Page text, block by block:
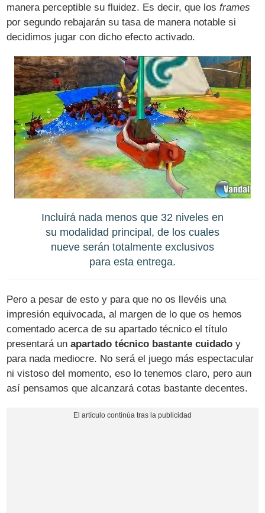
manera perceptible su fluidez. Es decir, que losframes
por segundo rebajarán su tasa de manera notable si
decidimos jugar con dicho efecto activado.
Incluirá nada menos que 32 niveles en
su modalidad principal, de los cuales
nueve serán totalmente exclusivos
para esta entrega.
Pero a pesar de esto y para que no os llevéis una
impresión equivocada, al margen de lo que os hemos
comentado acerca de su apartado técnico el título
presentará unapartado técnico bastante cuidado y
para nada mediocre. No será el juego más espectacular
ni vistoso del momento, eso lo tenemos claro, pero aun
así pensamos que alcanzará cotas bastante decentes.